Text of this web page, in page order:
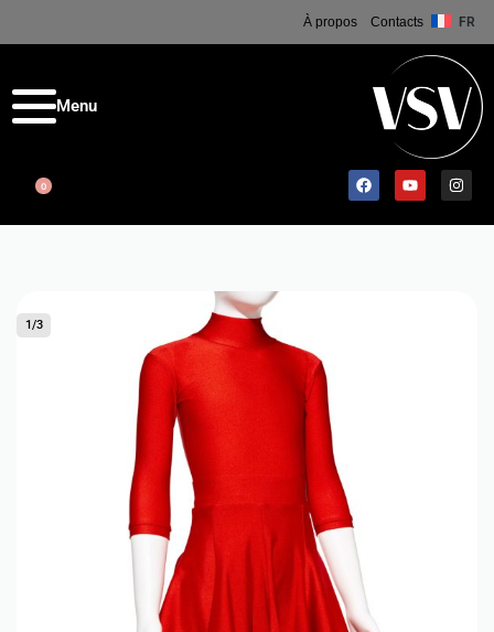
À propos Contacts FR
0
1/3